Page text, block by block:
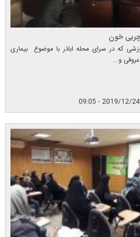
خون
آموزشی که در سرای محله اباذر با موضوع بیماری
و...
2019/12/24 - 09:05